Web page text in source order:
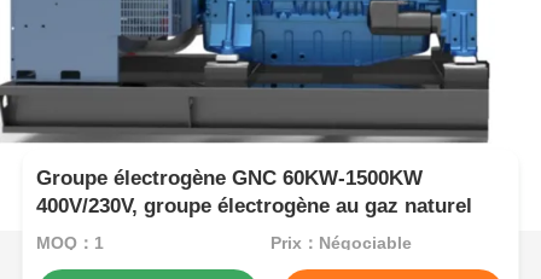
Groupe électrogène GNC 60KW-1500KW
400V/230V, groupe électrogène au gaz naturel
MOQ：1 Prix：Négociable